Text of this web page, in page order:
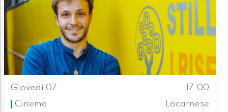
Giovedì 07
17.00
Cinema
Locarnese